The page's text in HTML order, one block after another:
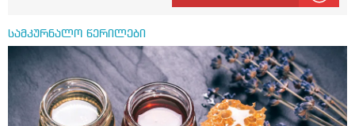
სამკურნალო წერილები